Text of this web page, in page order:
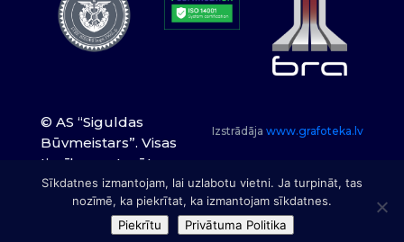
© AS “Siguldas
Būvmeistars”. Visas
tiesības paturētas.
Izstrādājawww.grafoteka.lv
Sīkdatnes izmantojam, lai uzlabotu vietni. Ja turpināt, tas
nozīmē, ka piekrītat, ka izmantojam sīkdatnes.
Piekrītu
Privātuma Politika